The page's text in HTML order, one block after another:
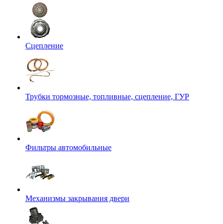
Сцепление
Трубки тормозные, топливные, сцепление, ГУР
Фильтры автомобильные
Механизмы закрывания двери